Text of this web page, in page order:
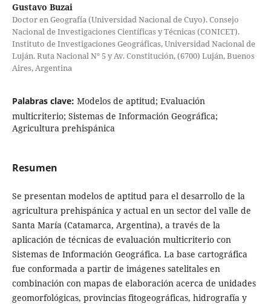
Gustavo Buzai
Doctor en Geografía (Universidad Nacional de Cuyo). Consejo
Nacional de Investigaciones Científicas y Técnicas (CONICET).
Instituto de Investigaciones Geográficas, Universidad Nacional de
Luján. Ruta Nacional N° 5 y Av. Constitución, (6700) Luján, Buenos
Aires, Argentina
Palabras clave: Modelos de aptitud; Evaluación
multicriterio; Sistemas de Información Geográfica;
Agricultura prehispánica
Resumen
Se presentan modelos de aptitud para el desarrollo de la
agricultura prehispánica y actual en un sector del valle de
Santa María (Catamarca, Argentina), a través de la
aplicación de técnicas de evaluación multicriterio con
Sistemas de Información Geográfica. La base cartográfica
fue conformada a partir de imágenes satelitales en
combinación con mapas de elaboración acerca de unidades
geomorfológicas, provincias fitogeográficas, hidrografía y